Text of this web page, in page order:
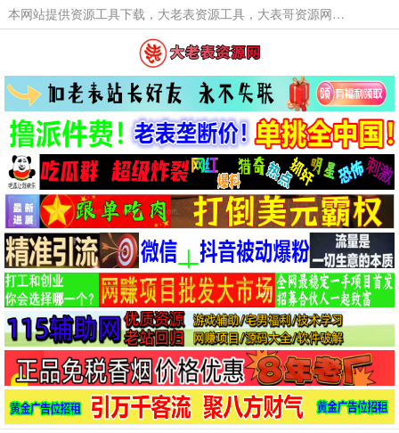
本网站提供资源工具下载，大老表资源工具，大表哥资源网软件工具，大老表资源下载，活动线报福利资源分享,活动线报，大型网游经典游戏，网络热门技术游戏辅助交流与分享。